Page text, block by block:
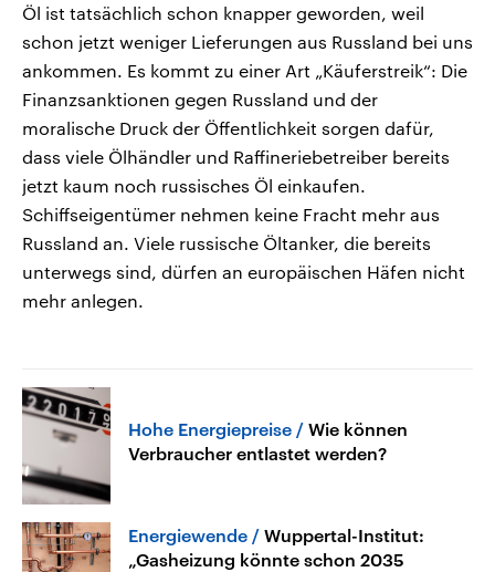
Öl ist tatsächlich schon knapper geworden, weil
schon jetzt weniger Lieferungen aus Russland bei uns
ankommen. Es kommt zu einer Art „Käuferstreik“: Die
Finanzsanktionen gegen Russland und der
moralische Druck der Öffentlichkeit sorgen dafür,
dass viele Ölhändler und Raffineriebetreiber bereits
jetzt kaum noch russisches Öl einkaufen.
Schiffseigentümer nehmen keine Fracht mehr aus
Russland an. Viele russische Öltanker, die bereits
unterwegs sind, dürfen an europäischen Häfen nicht
mehr anlegen.
Hohe Energiepreise
Wie können
Verbraucher entlastet werden?
Energiewende
Wuppertal-Institut:
„Gasheizung könnte schon 2035